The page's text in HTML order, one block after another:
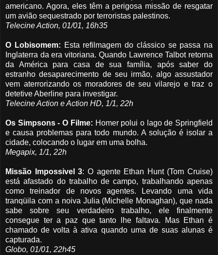
americano. Agora, eles têm a perigosa missão de resgatar
um avião sequestrado por terroristas palestinos.
Telecine Action, 01/01, 16h35
O Lobisomem: Esta refilmagem do clássico se passa na
Inglaterra da era vitoriana. Quando Lawrence Talbot retorna
da América para casa de sua família, após saber do
estranho desaparecimento de seu irmão, algo assustador
vem aterrorizando os moradores de seu vilarejo e traz o
detetive Aberline para investigar.
Telecine Action e Action HD, 1/1, 22h
Os Simpsons - O Filme: Homer polui o lago de Springfield
e causa problemas para todo mundo. A solução é isolar a
cidade, colocando o lugar em uma bolha.
Megapix, 1/1, 22h
Missão Impossivel 3: O agente Ethan Hunt (Tom Cruise)
está afastado do trabalho de campo, trabalhando apenas
como treinador de novos agentes. Levando uma vida
tranqüila com a noiva Julia (Michelle Monaghan), que nada
sabe sobre seu verdadeiro trabalho, ele finalmente
consegue ter a paz que tanto lhe faltava. Mas Ethan é
chamado de volta à ativa quando uma de suas alunas é
capturada.
Globo, 01/01, 22h45